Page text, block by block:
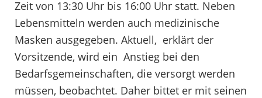
Zeit von 13:30 Uhr bis 16:00 Uhr statt. Neben
Lebensmitteln werden auch medizinische
Masken ausgegeben. Aktuell, erklärt der
Vorsitzende, wird ein Anstieg bei den
Bedarfsgemeinschaften, die versorgt werden
müssen, beobachtet. Daher bittet er mit seinen